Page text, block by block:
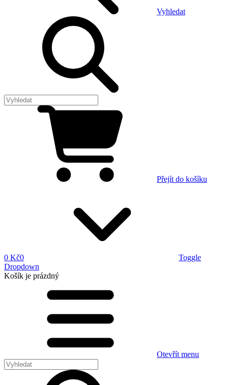
Vyhledat
Přejít do košíku
0 Kč0
Toggle
Dropdown
Košík je prázdný
Otevřít menu